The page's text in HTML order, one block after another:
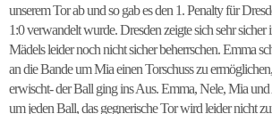
unserem Tor ab und so gab es den 1. Penalty für
1:0 verwandelt wurde. Dresden zeigte sich sehr sicher
Mädels leider noch nicht sicher beherrschen. Emma
an die Bande um Mia einen Torschuss zu
erwischt- der Ball ging ins Aus. Emma, Nele, Mia
um jeden Ball, das gegnerische Tor wird leider nicht